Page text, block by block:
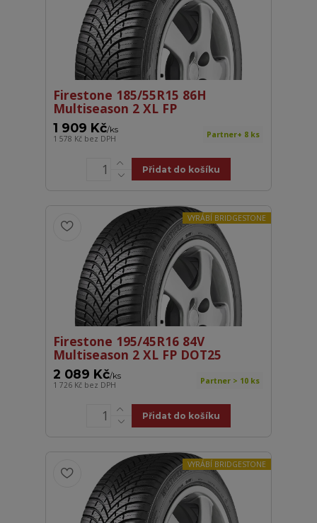
Firestone 185/55R15 86H
Multiseason 2 XL FP
1 909 Kč/ks
1 578 Kč bez DPH Partner+ 8 ks
Přidat do košíku
VYRÁBÍ BRIDGESTONE
Firestone 195/45R16 84V
Multiseason 2 XL FP DOT25
2 089 Kč/ks
1 726 Kč bez DPH Partner > 10 ks
Přidat do košíku
VYRÁBÍ BRIDGESTONE